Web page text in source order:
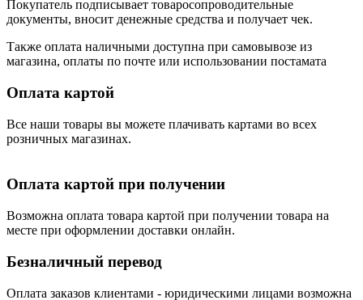
Покупатель подписывает товаросопроводительные
документы, вносит денежные средства и получает чек.
Также оплата наличными доступна при самовывозе из
магазина, оплаты по почте или использовании постамата
Оплата картой
Все наши товары вы можете плачивать картами во всех
розничных магазинах.
Оплата картой при получении
Возможна оплата товара картой при получении товара на
месте при оформлении доставки онлайн.
Безналичный перевод
Оплата заказов клиентами - юридическими лицами возможна